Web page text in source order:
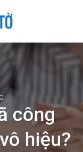
công
hiệu?